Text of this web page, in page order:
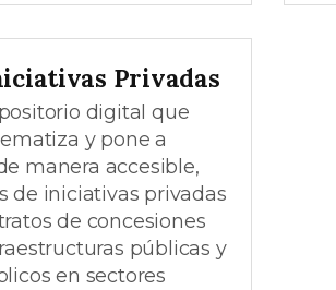
Privadas
digital que
y pone a
manera accesible,
de iniciativas privadas
de concesiones
públicas y
en sectores